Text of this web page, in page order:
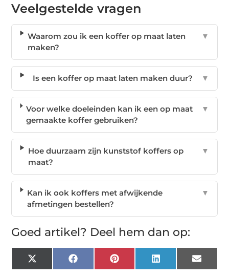
Veelgestelde vragen
Waarom zou ik een koffer op maat laten
maken?
▼
Is een koffer op maat laten maken duur? ▼
Voor welke doeleinden kan ik een op maat
gemaakte koffer gebruiken?
▼
Hoe duurzaam zijn kunststof koffers op
maat?
▼
Kan ik ook koffers met afwijkende
afmetingen bestellen?
▼
Goed artikel? Deel hem dan op:
X
(Twitter)
FacebookPinterest LinkedIn Email